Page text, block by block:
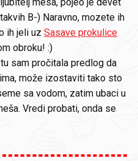
B-) Naravno, mozete ih
ih jeli uz Sasave prokulice
obroku! :)
sam pročitala predlog da
može izostaviti tako sto
sa vodom, zatim ubaci u
Vredi probati, onda se